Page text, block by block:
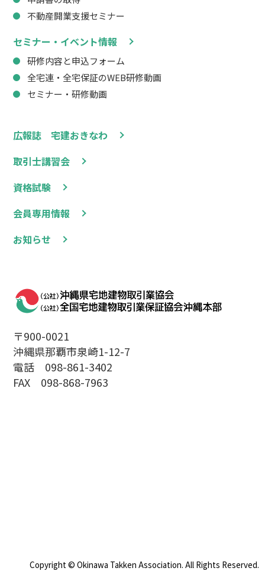
広報誌 宅建おきなわ
取引士講習会
資格試験
会員専用情報
お知らせ
不動産開業支援セミナー
セミナー・イベント情報
研修内容と申込フォーム
全宅連・全宅保証のWEB研修動画
セミナー・研修動画
〒900-0021
沖縄県那覇市泉崎1-12-7
電話 098-861-3402
FAX 098-868-7963
Copyright © Okinawa Takken Association. All Rights Reserved.